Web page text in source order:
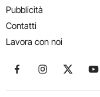
Pubblicità
Contatti
Lavora con noi
Seguici suSeguici su
Seguici